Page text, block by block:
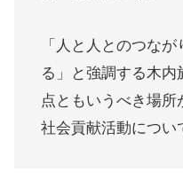
「人と人とのつな
る」と強調する木
点ともいうべき場
社会貢献活動につい